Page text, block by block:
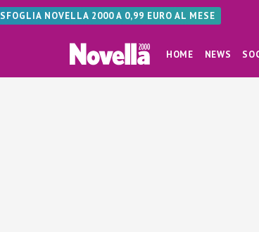
SFOGLIA NOVELLA 2000 A 0,99 EURO AL MESE
HOME NEWS